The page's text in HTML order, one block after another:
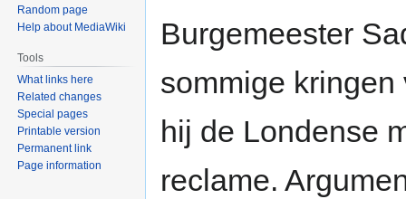
to
to
Burgemeester
sommige
hij de Londense
reclame.
Random page
Help about MediaWiki
Tools
What links here
Related changes
Special pages
Printable version
Permanent link
Page information